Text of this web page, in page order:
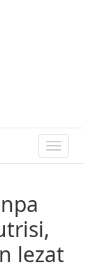
TOGGLE
lezat